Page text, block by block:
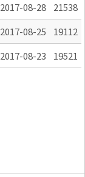
2017-08-28
21538
2017-08-25
19112
2017-08-23 19521